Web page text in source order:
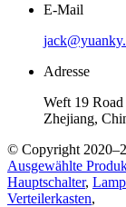
E-Mail
Adresse
Weft 19
Zhejiang,
© Copyright
Ausgewählte
Hauptschalter,
Verteilerkasten,